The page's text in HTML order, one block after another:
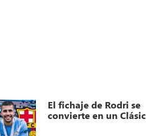
El fichaje de Rodri se
convierte en un